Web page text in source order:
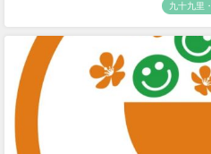
九十九里